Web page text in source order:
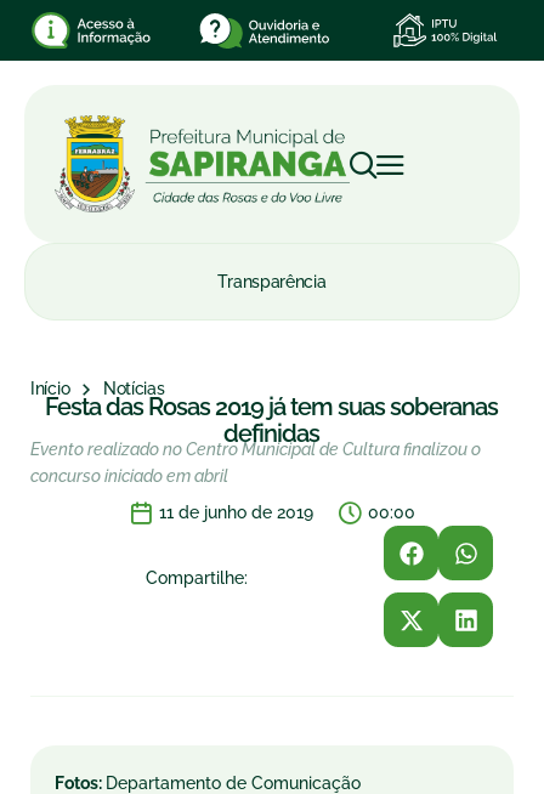
Transparência
Início Notícias
Festa das Rosas 2019 já tem suas soberanas
definidas
Evento realizado no Centro Municipal de Cultura finalizou o
concurso iniciado em abril
11 de junho de 2019
00:00
Compartilhe:
Fotos: Departamento de Comunicação